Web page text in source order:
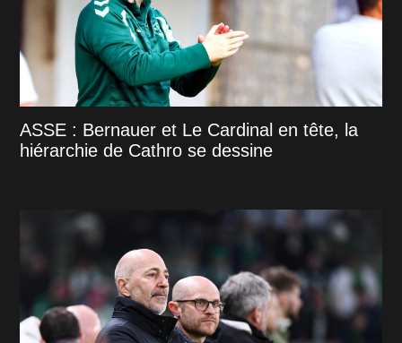
ASSE : Bernauer et Le Cardinal en tête, la
hiérarchie de Cathro se dessine